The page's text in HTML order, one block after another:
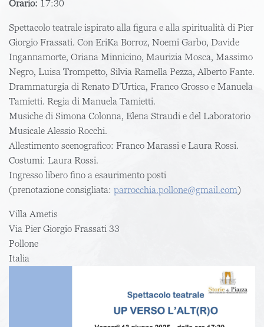
Orario: 17:30
Spettacolo teatrale ispirato alla figura e alla spiritualità di Pier
Giorgio Frassati. Con EriKa Borroz, Noemi Garbo, Davide
Ingannamorte, Oriana Minnicino, Maurizia Mosca, Massimo
Negro, Luisa Trompetto, Silvia Ramella Pezza, Alberto Fante.
Drammaturgia di Renato D’Urtica, Franco Grosso e Manuela
Tamietti. Regia di Manuela Tamietti.
Musiche di Simona Colonna, Elena Straudi e del Laboratorio
Musicale Alessio Rocchi.
Allestimento scenografico: Franco Marassi e Laura Rossi.
Costumi: Laura Rossi.
Ingresso libero fino a esaurimento posti
(prenotazione consigliata: parrocchia.pollone@gmail.com)
Villa Ametis
Via Pier Giorgio Frassati 33
Pollone
Italia